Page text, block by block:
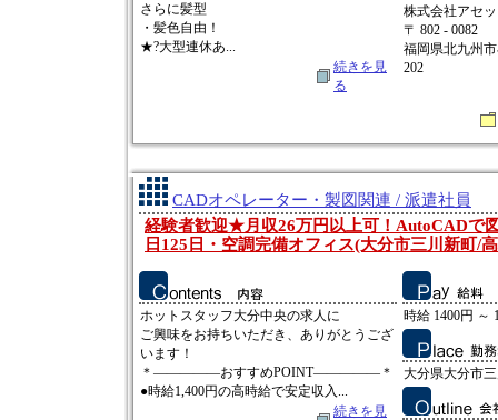
さらに髪型
・髪色自由！
★?大型連休あ...
続きを見
る
株式会社アセ
〒 802 - 0082
福岡県北九州
202
CADオペレーター・製図関連 / 派遣社員
経験者歓迎★月収26万円以上可！AutoCADで
日125日・空調完備オフィス(大分市三川新町/
ホットスタッフ大分中央の求人に
ご興味をお持ちいただき、ありがとうござ
います！
＊―――――おすすめPOINT―――――＊
●時給1,400円の高時給で安定収入...
続きを見
時給 1400円 ～
大分県大分市